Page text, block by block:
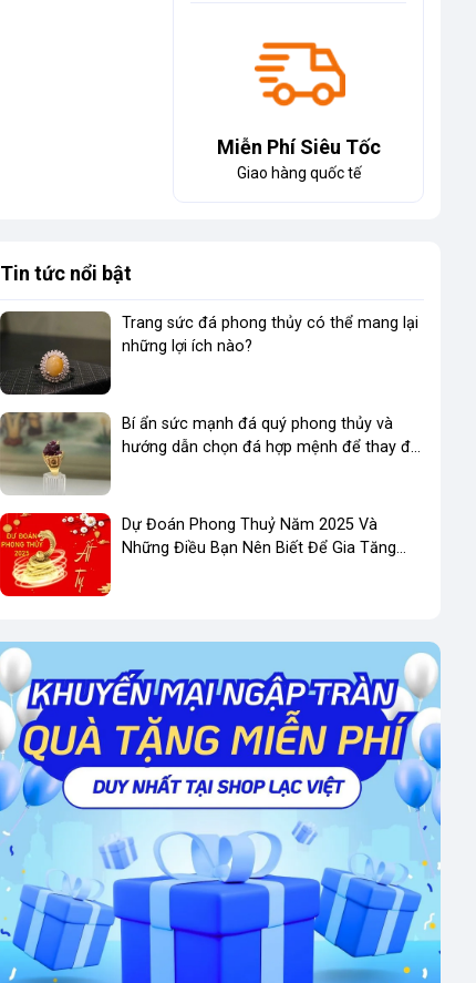
Miễn Phí Siêu Tốc
Giao hàng quốc tế
Tin tức nổi bật
Trang sức đá phong thủy có thể mang lại
những lợi ích nào?
Bí ẩn sức mạnh đá quý phong thủy và
hướng dẫn chọn đá hợp mệnh để thay đổi
Dự Đoán Phong Thuỷ Năm 2025 Và
Những Điều Bạn Nên Biết Để Gia Tăng